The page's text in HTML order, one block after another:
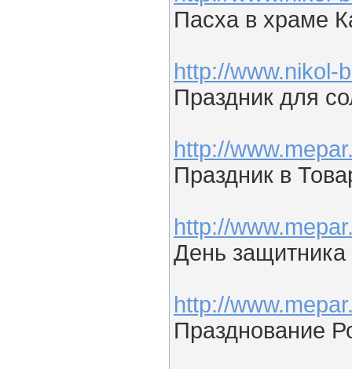
Пасха в храме
http://www.nikol-
Праздник для
http://
Праздник в
http://
День
http://
Празднование